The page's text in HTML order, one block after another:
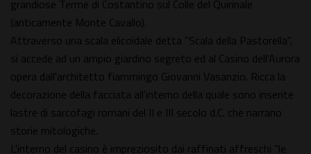
grandiose Terme di Costantino sul Colle del Quirinale
(anticamente Monte Cavallo).
Attraverso una scala elicoidale detta "Scala della Pastorella",
si accede ad un ampio giardino segreto ed al Casino dell'Aurora
opera dall'architetto fiammingo Giovanni Vasanzio. Ricca la
decorazione della facciata all'interno della quale sono inserite
lastre di sarcofagi romani del II e III secolo d.C. che narrano
storie mitologiche.
L'interno del casino è impreziosito dai raffinati affreschi "le